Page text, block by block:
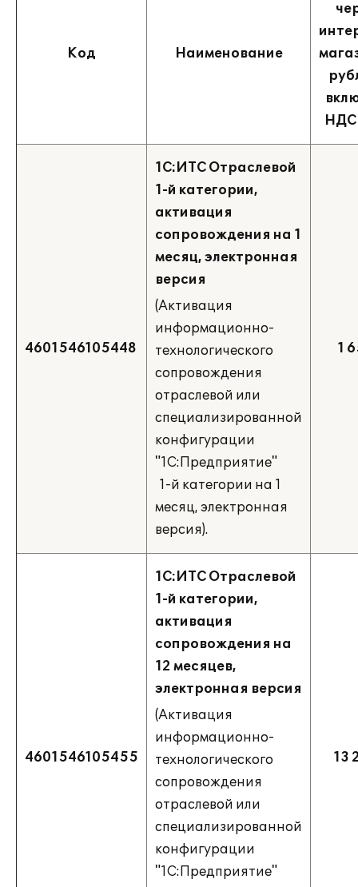
Код Наименование
НДС
4601546105448
1С:ИТС Отраслевой
1-й категории,
активация
сопровождения на 1
месяц, электронная
версия
(Активация
информационно-
технологического
сопровождения
отраслевой или
специализированной
конфигурации
"1С:Предприятие"
1-й категории на 1
месяц, электронная
версия).
1
4601546105455
1С:ИТС Отраслевой
1-й категории,
активация
сопровождения на
12 месяцев,
электронная версия
(Активация
информационно-
технологического
сопровождения
отраслевой или
специализированной
конфигурации
"1С:Предприятие"
13